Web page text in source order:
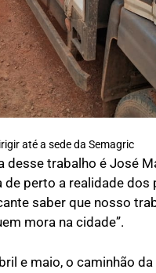
até a sede da Semagric
desse trabalho é José
perto a realidade dos
saber que nosso
mora na cidade”.
e maio, o caminhão